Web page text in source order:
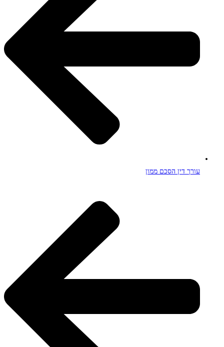
עורך דין הסכם ממון